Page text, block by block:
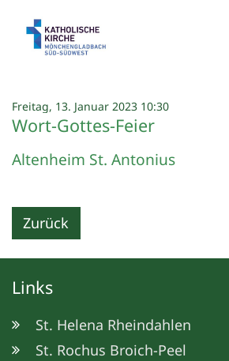
Freitag, 13. Januar 2023 10:30:
Wort-Gottes-Feier
Altenheim St. Antonius
Zurück
Links
St. Helena Rheindahlen
St. Rochus Broich-Peel